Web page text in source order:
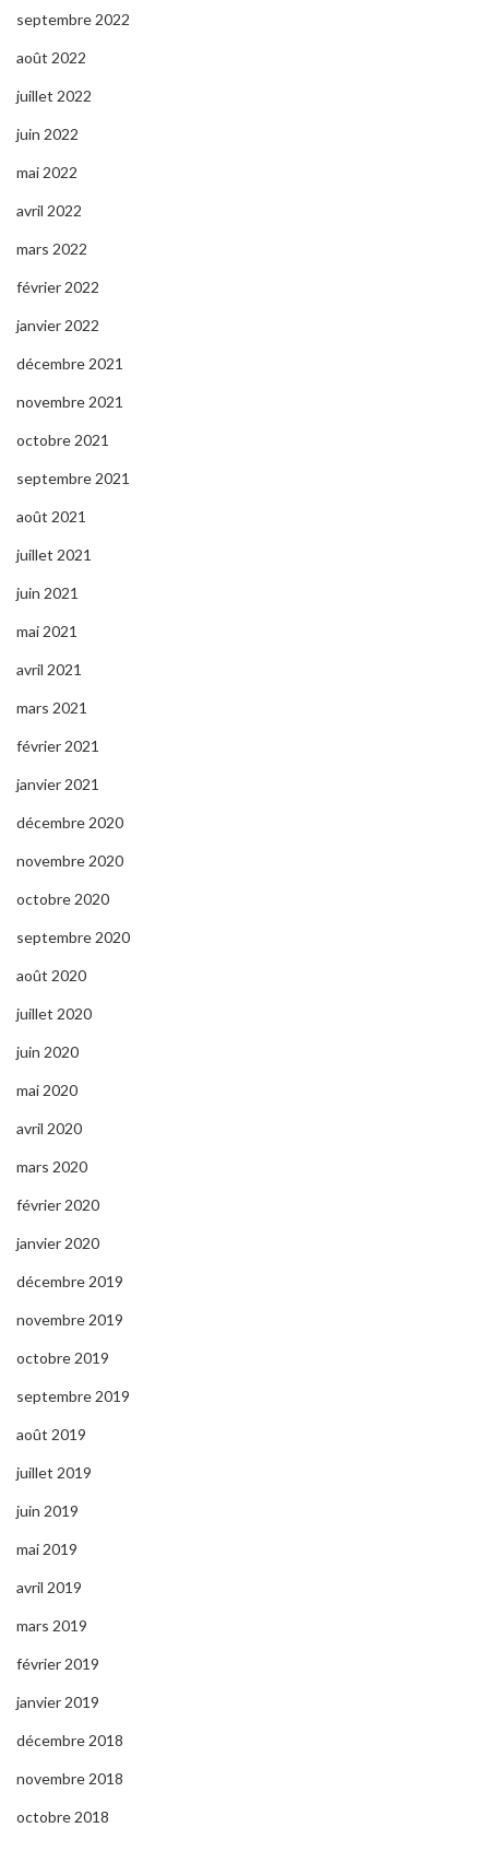
septembre 2022
août 2022
juillet 2022
juin 2022
mai 2022
avril 2022
mars 2022
février 2022
janvier 2022
décembre 2021
novembre 2021
octobre 2021
septembre 2021
août 2021
juillet 2021
juin 2021
mai 2021
avril 2021
mars 2021
février 2021
janvier 2021
décembre 2020
novembre 2020
octobre 2020
septembre 2020
août 2020
juillet 2020
juin 2020
mai 2020
avril 2020
mars 2020
février 2020
janvier 2020
décembre 2019
novembre 2019
octobre 2019
septembre 2019
août 2019
juillet 2019
juin 2019
mai 2019
avril 2019
mars 2019
février 2019
janvier 2019
décembre 2018
novembre 2018
octobre 2018